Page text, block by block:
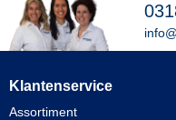
Klantenservice
Assortiment